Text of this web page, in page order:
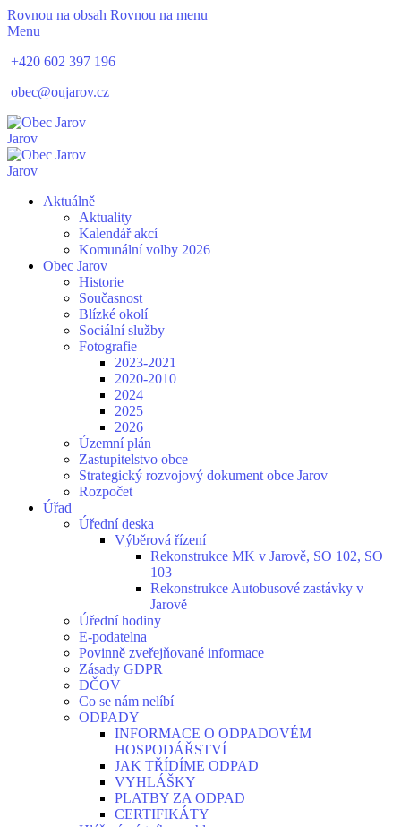
Rovnou na obsah Rovnou na menu
Menu
+420 602 397 196
obec@oujarov.cz
Jarov
Jarov
Aktuálně
Aktuality
Kalendář akcí
Komunální volby 2026
Obec Jarov
Historie
Současnost
Blízké okolí
Sociální služby
Fotografie
2023-2021
2020-2010
2024
2025
2026
Územní plán
Zastupitelstvo obce
Strategický rozvojový dokument obce Jarov
Rozpočet
Úřad
Úřední deska
Výběrová řízení
Rekonstrukce MK v Jarově, SO 102, SO
103
Rekonstrukce Autobusové zastávky v
Jarově
Úřední hodiny
E-podatelna
Povinně zveřejňované informace
Zásady GDPR
DČOV
Co se nám nelíbí
ODPADY
INFORMACE O ODPADOVÉM
HOSPODÁŘSTVÍ
JAK TŘÍDÍME ODPAD
VYHLÁŠKY
PLATBY ZA ODPAD
CERTIFIKÁTY